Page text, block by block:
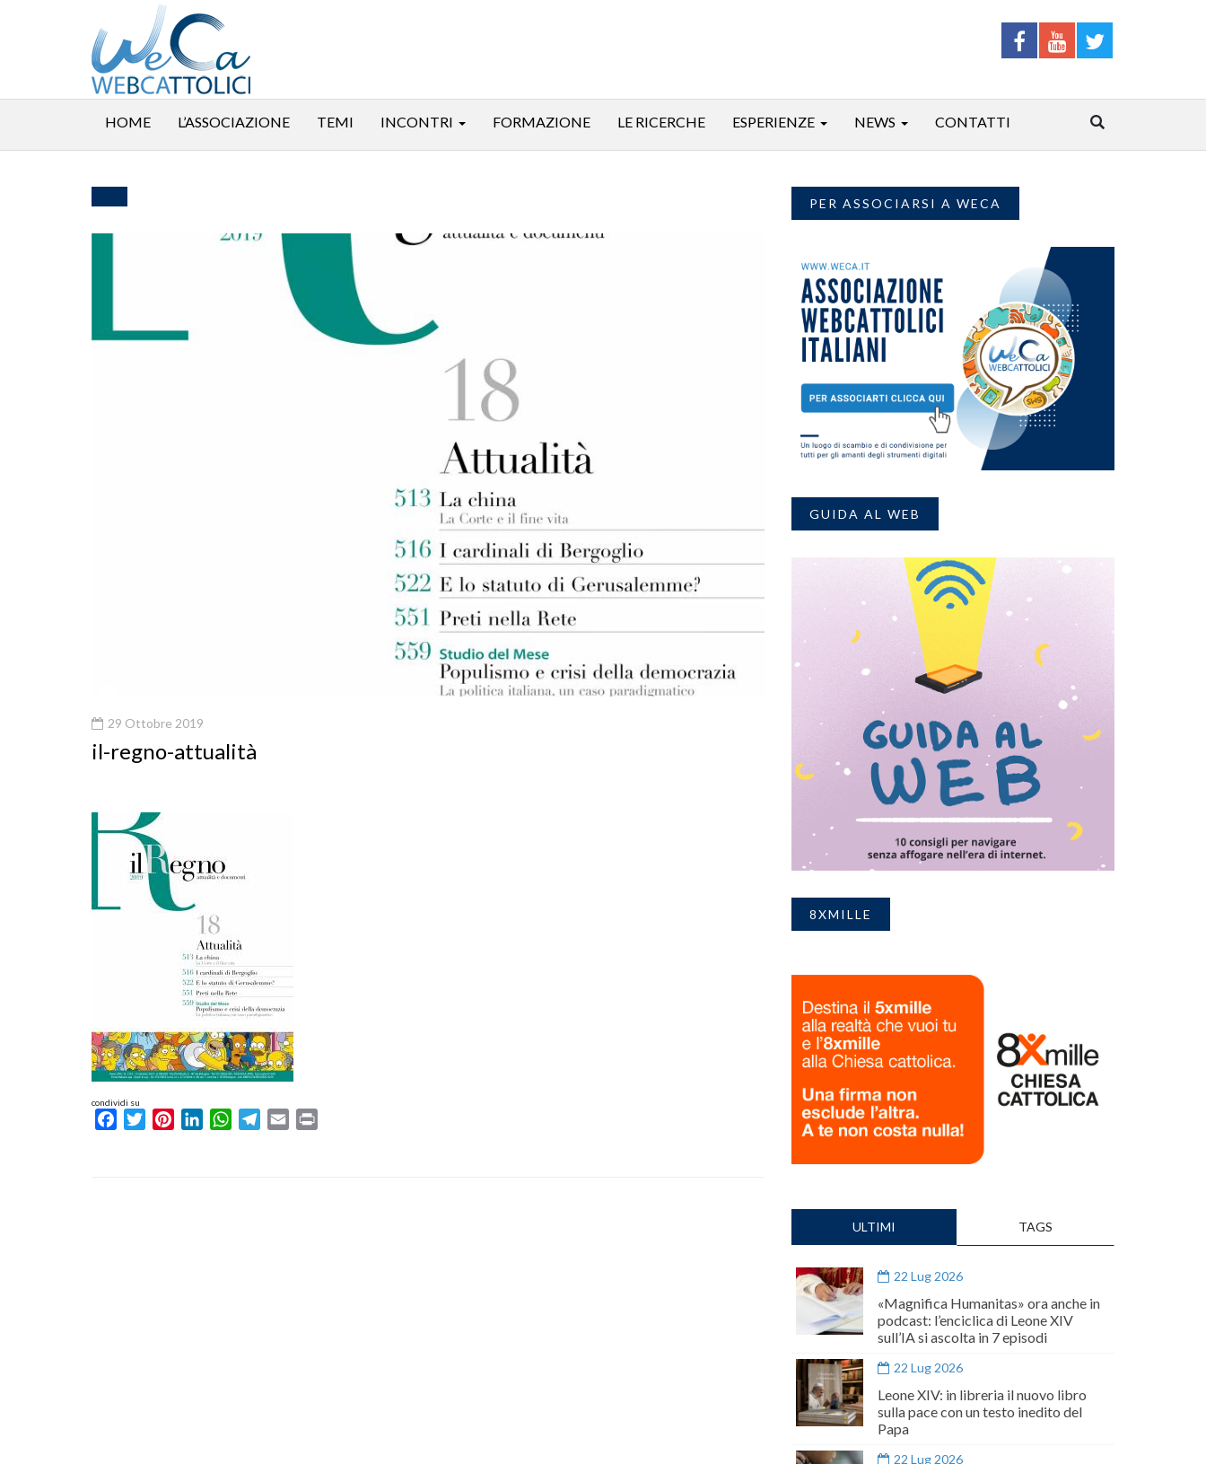
HOME L’ASSOCIAZIONE TEMI INCONTRI FORMAZIONE LE RICERCHE ESPERIENZE NEWS CONTATTI
29 Ottobre 2019
il-regno-attualità
condividi su
FacebookTwitterPinterestLinkedInWhatsAppTelegram
Email
PER ASSOCIARSI A WECA
GUIDA AL WEB
8XMILLE
ULTIMI TAGS
22 Lug 2026
«Magnifica Humanitas» ora anche in
podcast: l’enciclica di Leone XIV
sull’IA si ascolta in 7 episodi
22 Lug 2026
Leone XIV: in libreria il nuovo libro
sulla pace con un testo inedito del
Papa
22 Lug 2026